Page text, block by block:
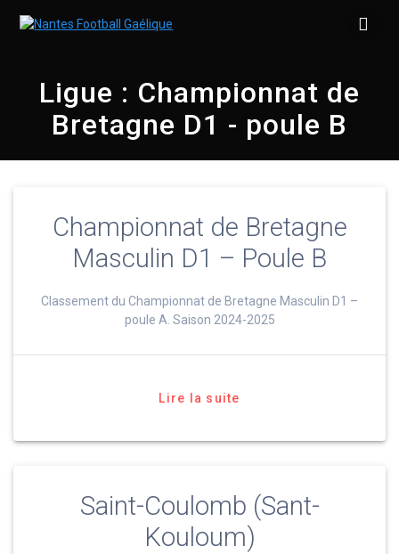
Ligue : Championnat de
Bretagne D1 - poule B
Championnat de Bretagne
Masculin D1 – Poule B
Classement du Championnat de Bretagne Masculin D1 –
poule A. Saison 2024-2025
Lire la suite
Saint-Coulomb (Sant-
Kouloum)